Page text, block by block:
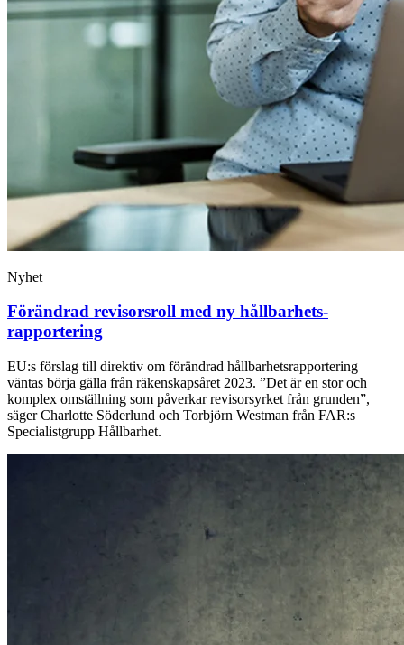
Nyhet
Förändrad revisorsroll med ny hållbarhets­
rapportering
EU:s förslag till direktiv om förändrad hållbarhetsrapportering
väntas börja gälla från räkenskapsåret 2023. ”Det är en stor och
komplex omställning som påverkar revisorsyrket från grunden”,
säger Charlotte Söderlund och Torbjörn Westman från FAR:s
Specialistgrupp Hållbarhet.